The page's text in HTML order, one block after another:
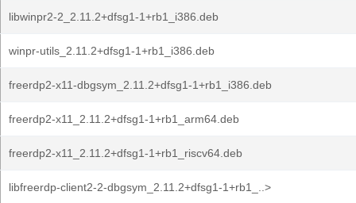
libwinpr2-2_2.11.2+dfsg1-1+rb1_i386.deb
winpr-utils_2.11.2+dfsg1-1+rb1_i386.deb
freerdp2-x11-dbgsym_2.11.2+dfsg1-1+rb1_i386.deb
freerdp2-x11_2.11.2+dfsg1-1+rb1_arm64.deb
freerdp2-x11_2.11.2+dfsg1-1+rb1_riscv64.deb
libfreerdp-client2-2-dbgsym_2.11.2+dfsg1-1+rb1_..>